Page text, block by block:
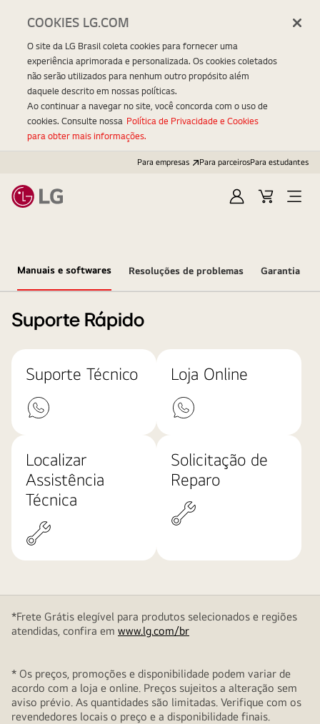
Para empresas Para parceirosPara estudantes
EntrarCarrinhoOpen
Manuais e softwares Resoluções de problemas Garantia
Suporte Rápido
Suporte Técnico Loja Online
Localizar
Assistência
Técnica
Solicitação de
Reparo
*Frete Grátis elegível para produtos selecionados e regiões
atendidas, confira em www.lg.com/br
* Os preços, promoções e disponibilidade podem variar de
acordo com a loja e online. Preços sujeitos a alteração sem
aviso prévio. As quantidades são limitadas. Verifique com os
revendedores locais o preço e a disponibilidade finais.
COOKIES LG.COM
O site da LG Brasil coleta cookies para fornecer uma
experiência aprimorada e personalizada. Os cookies coletados
não serão utilizados para nenhum outro propósito além
daquele descrito em nossas políticas.
Ao continuar a navegar no site, você concorda com o uso de
cookies. Consulte nossa Política de Privacidade e Cookies
para obter mais informações.